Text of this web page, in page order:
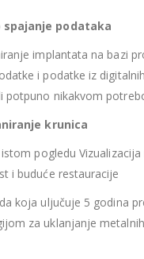
podataka
implantata na bazi
i podatke iz
potpuno nikakvom
krunica
pogledu
i buduće restauracije
koja uljučuje 5 godina
za uklanjanje